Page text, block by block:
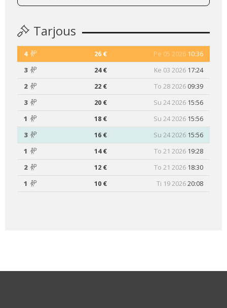
Tarjous
4 26 € Pe 05 2026 10:36
3
24 € Ke 03 2026 17:24
2
22 € To 28 2026 09:39
3
20 € Su 24 2026 15:56
1
18 € Su 24 2026 15:56
3
16 € Su 24 2026 15:56
1
14 € To 21 2026 19:28
2
12 € To 21 2026 18:30
1
10 € Ti 19 202620:08